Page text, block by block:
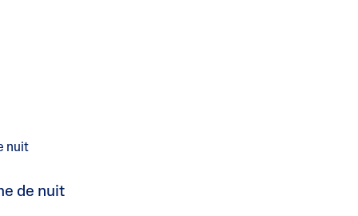
de nuit